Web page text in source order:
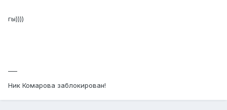
гы))))
Ник Комарова заблокирован!